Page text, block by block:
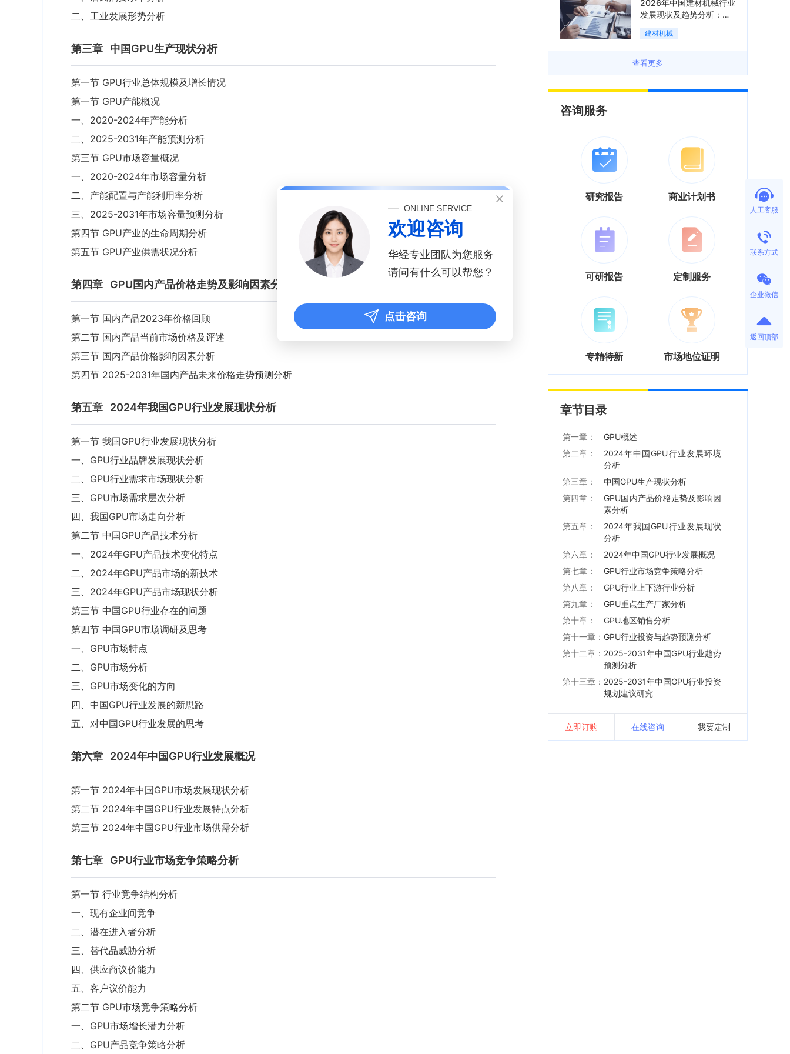
二、工业发展形势分析
第三章 中国GPU生产现状分析
第一节 GPU行业总体规模及增长情况
第一节 GPU产能概况
一、2020-2024年产能分析
二、2025-2031年产能预测分析
第三节 GPU市场容量概况
一、2020-2024年市场容量分析
二、产能配置与产能利用率分析
三、2025-2031年市场容量预测分析
第四节 GPU产业的生命周期分析
第五节 GPU产业供需状况分析
第四章 GPU国内产品价格走势及影响因素分析
第一节 国内产品2023年价格回顾
第二节 国内产品当前市场价格及评述
第三节 国内产品价格影响因素分析
第四节 2025-2031年国内产品未来价格走势预测分析
第五章 2024年我国GPU行业发展现状分析
第一节 我国GPU行业发展现状分析
一、GPU行业品牌发展现状分析
二、GPU行业需求市场现状分析
三、GPU市场需求层次分析
四、我国GPU市场走向分析
第二节 中国GPU产品技术分析
一、2024年GPU产品技术变化特点
二、2024年GPU产品市场的新技术
三、2024年GPU产品市场现状分析
第三节 中国GPU行业存在的问题
第四节 中国GPU市场调研及思考
一、GPU市场特点
二、GPU市场分析
三、GPU市场变化的方向
四、中国GPU行业发展的新思路
五、对中国GPU行业发展的思考
第六章 2024年中国GPU行业发展概况
第一节 2024年中国GPU市场发展现状分析
第二节 2024年中国GPU行业发展特点分析
第三节 2024年中国GPU行业市场供需分析
第七章 GPU行业市场竞争策略分析
第一节 行业竞争结构分析
一、现有企业间竞争
二、潜在进入者分析
三、替代品威胁分析
四、供应商议价能力
五、客户议价能力
第二节 GPU市场竞争策略分析
一、GPU市场增长潜力分析
二、GPU产品竞争策略分析
2026年中国建材机械行业
发展现状及趋势分析：企
业加速向“装备+系统+服
务”综合服务商转型「图」
建材机械
查看更多
咨询服务
研究报告 商业计划书
可研报告 定制服务
专精特新 市场地位证明
章节目录
第一章：
GPU概述
第二章：
2024年中国GPU行业发展环境
分析
第三章：
中国GPU生产现状分析
第四章：
GPU国内产品价格走势及影响因
素分析
第五章：
2024年我国GPU行业发展现状
分析
第六章：
2024年中国GPU行业发展概况
第七章：
GPU行业市场竞争策略分析
第八章：
GPU行业上下游行业分析
第九章：
GPU重点生产厂家分析
第十章：
GPU地区销售分析
第十一章： GPU行业投资与趋势预测分析
第十二章： 2025-2031年中国GPU行业趋势
预测分析
第十三章： 2025-2031年中国GPU行业投资
规划建议研究
立即订购 在线咨询 我要定制
人工客服
联系方式
企业微信
返回顶部
ONLINE SERVICE
欢迎咨询
华经专业团队为您服务
请问有什么可以帮您？
点击咨询